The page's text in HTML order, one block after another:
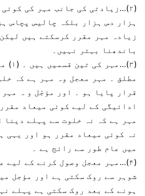
(۲)…زیادتی کی جانب مہر کی
ہزار دس ہزار بلکہ چالیس پچاس
زیادہ مہر مقرر کرسکتے ہیں
باندھنا بہتر نہیں۔
مطلق ۔ مہر معجل وہ مہر ہے کہ
قرار پایا ہو ۔ اور مؤجّل و ہ
ادائیگی کے لیے کوئی میعاد
مہر ہے کہ نہ خلوت سے پہلے دینا
نہ کوئی میعاد مقرر ہو اور یہی
میں عام طور سے رائج ہے ۔
(۴)…مہر معجل وصول کرنے کے لیے
شوہر سے روک سکتی ہے اور مؤجل
ہونے کے بعد روک سکتی ہے پہلے